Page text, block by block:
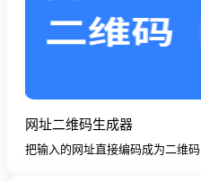
网址二维码生成器
把输入的网址直接编码成为二维码